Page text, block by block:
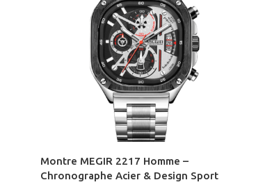
Montre MEGIR 2217 Homme –
Chronographe Acier & Design Sport